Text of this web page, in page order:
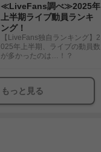
≪LiveFans調べ≫2025年
上半期ライブ動員ランキ
ング！
【LiveFans独自ランキング】2
025年上半期、ライブの動員数
が多かったのは…！？
もっと見る